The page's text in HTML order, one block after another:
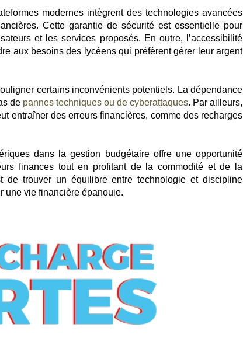
modernes intègrent des technologies avancées
Cette garantie de sécurité est essentielle pour
et les services proposés. En outre, l’accessibilité
aux besoins des lycéens qui préfèrent gérer leur argent
certains inconvénients potentiels. La dépendance
de pannes techniques ou de cyberattaques. Par ailleurs,
entraîner des erreurs financières, comme des recharges
dans la gestion budgétaire offre une opportunité
finances tout en profitant de la commodité et de la
de trouver un équilibre entre technologie et discipline
une vie financière épanouie.